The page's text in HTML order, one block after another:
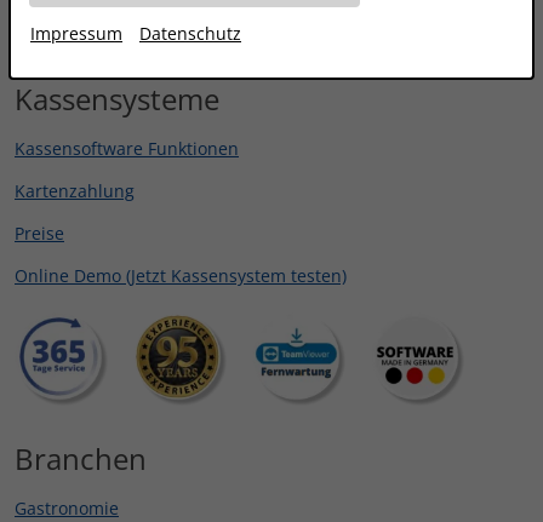
Kassensysteme
Kassensoftware Funktionen
Kartenzahlung
Preise
Online Demo (Jetzt Kassensystem testen)
Branchen
Gastronomie
Impressum Datenschutz